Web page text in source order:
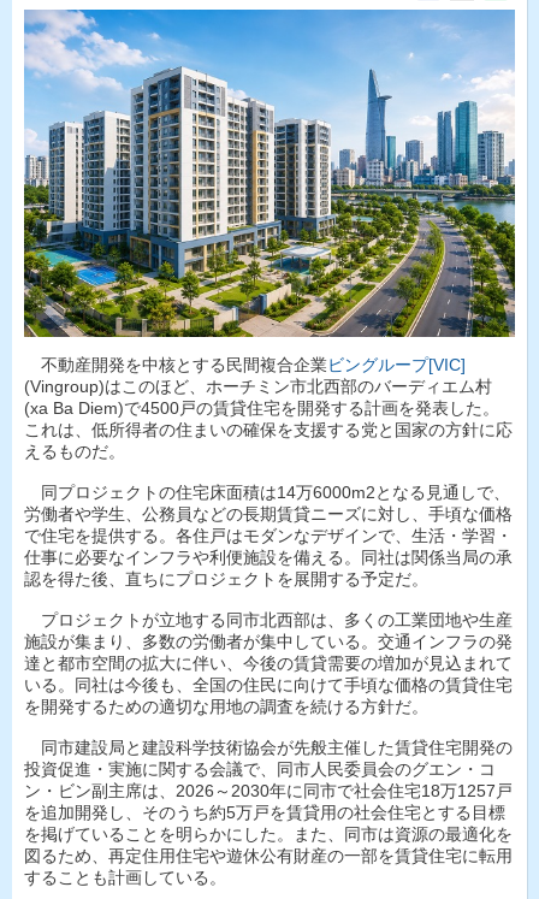
不動産開発を中核とする民間複合企業ビングループ[VIC]
(Vingroup)はこのほど、ホーチミン市北西部のバーディエム村
(xa Ba Diem)で4500戸の賃貸住宅を開発する計画を発表した。
これは、低所得者の住まいの確保を支援する党と国家の方針に応
えるものだ。
同プロジェクトの住宅床面積は14万6000m2となる見通しで、
労働者や学生、公務員などの長期賃貸ニーズに対し、手頃な価格
で住宅を提供する。各住戸はモダンなデザインで、生活・学習・
仕事に必要なインフラや利便施設を備える。同社は関係当局の承
認を得た後、直ちにプロジェクトを展開する予定だ。
プロジェクトが立地する同市北西部は、多くの工業団地や生産
施設が集まり、多数の労働者が集中している。交通インフラの発
達と都市空間の拡大に伴い、今後の賃貸需要の増加が見込まれて
いる。同社は今後も、全国の住民に向けて手頃な価格の賃貸住宅
を開発するための適切な用地の調査を続ける方針だ。
同市建設局と建設科学技術協会が先般主催した賃貸住宅開発の
投資促進・実施に関する会議で、同市人民委員会のグエン・コ
ン・ビン副主席は、2026～2030年に同市で社会住宅18万1257戸
を追加開発し、そのうち約5万戸を賃貸用の社会住宅とする目標
を掲げていることを明らかにした。また、同市は資源の最適化を
図るため、再定住用住宅や遊休公有財産の一部を賃貸住宅に転用
することも計画している。